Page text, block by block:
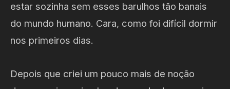
estar sozinha sem esses barulhos tão banais
do mundo humano. Cara, como foi difícil dormir
nos primeiros dias.
Depois que criei um pouco mais de noção